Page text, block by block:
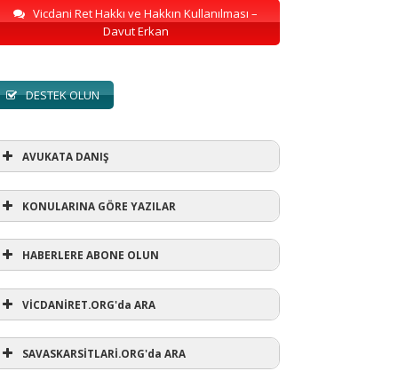
Vicdani Ret Hakkı ve Hakkın Kullanılması –
Davut Erkan
DESTEK OLUN
AVUKATA DANIŞ
AVUKATA DANIŞ
KONULARINA GÖRE YAZILAR
KONULARINA GÖRE YAZILAR
(1)
ihtarı(3)
HABERLERE ABONE OLUN
VİCDANİRET.ORG'da ARA
SAVASKARSİTLARİ.ORG'da ARA